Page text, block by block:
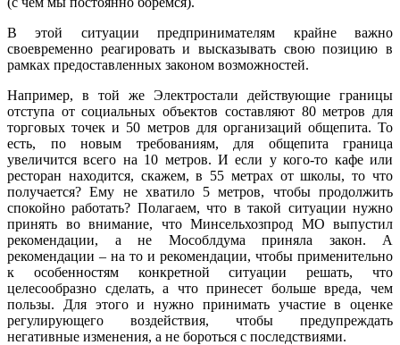
В этой ситуации предпринимателям крайне важно
своевременно реагировать и высказывать свою позицию в
рамках предоставленных законом возможностей.
Например, в той же Электростали действующие границы
отступа от социальных объектов составляют 80 метров для
торговых точек и 50 метров для организаций общепита. То
есть, по новым требованиям, для общепита граница
увеличится всего на 10 метров. И если у кого-то кафе или
ресторан находится, скажем, в 55 метрах от школы, то что
получается? Ему не хватило 5 метров, чтобы продолжить
спокойно работать? Полагаем, что в такой ситуации нужно
принять во внимание, что Минсельхозпрод МО выпустил
рекомендации, а не Мособлдума приняла закон. А
рекомендации – на то и рекомендации, чтобы применительно
к особенностям конкретной ситуации решать, что
целесообразно сделать, а что принесет больше вреда, чем
пользы. Для этого и нужно принимать участие в оценке
регулирующего воздействия, чтобы предупреждать
негативные изменения, а не бороться с последствиями.